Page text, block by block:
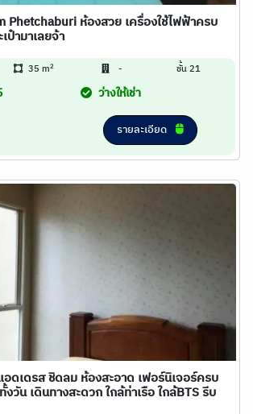
Phetchaburi ห้องสวย เครื่องใช้ไฟฟ้าครบ
ป๋ามาเลยจ้า
35 m2 - ชั้น 21
ว่างให้เช่า
รายละเอียด
อดเดรส ชิดลม ห้องสะอาด เฟอร์นิเจอร์ครบ
วัน เดินทางสะดวก ใกล้ท่าเรือ ใกล้BTS รีบ